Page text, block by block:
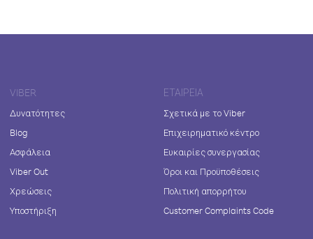
VIBER
Δυνατότητες
Blog
Ασφάλεια
Viber Out
Χρεώσεις
Υποστήριξη
ΕΤΑΙΡΕΊΑ
Σχετικά με το Viber
Επιχειρηματικό κέντρο
Ευκαιρίες συνεργασίας
Όροι και Προϋποθέσεις
Πολιτική απορρήτου
Customer Complaints Code